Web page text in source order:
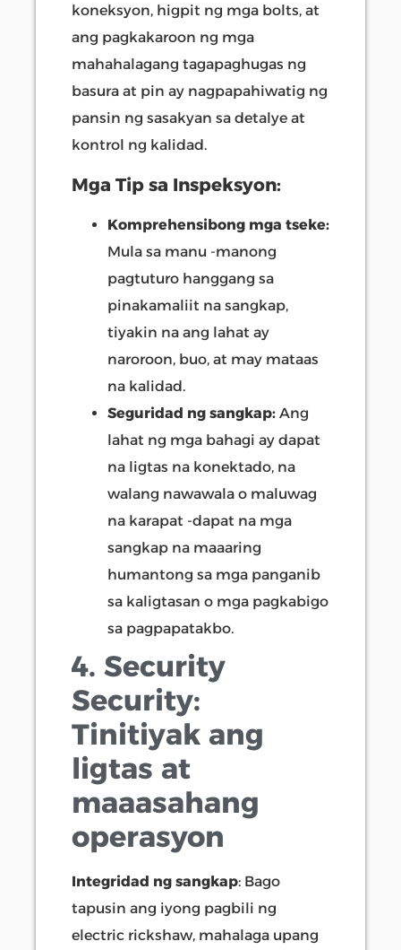
koneksyon, higpit ng mga bolts, at
ang pagkakaroon ng mga
mahahalagang tagapaghugas ng
basura at pin ay nagpapahiwatig ng
pansin ng sasakyan sa detalye at
kontrol ng kalidad.
Mga Tip sa Inspeksyon:
Komprehensibong mga tseke:
Mula sa manu -manong
pagtuturo hanggang sa
pinakamaliit na sangkap,
tiyakin na ang lahat ay
naroroon, buo, at may mataas
na kalidad.
Seguridad ng sangkap: Ang
lahat ng mga bahagi ay dapat
na ligtas na konektado, na
walang nawawala o maluwag
na karapat -dapat na mga
sangkap na maaaring
humantong sa mga panganib
sa kaligtasan o mga pagkabigo
sa pagpapatakbo.
4. Security
Security:
Tinitiyak ang
ligtas at
maaasahang
operasyon
Integridad ng sangkap: Bago
tapusin ang iyong pagbili ng
electric rickshaw, mahalaga upang